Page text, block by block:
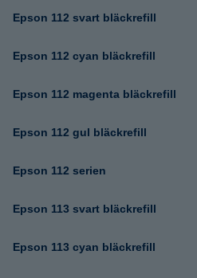
Epson 112 svart bläckrefill
Epson 112 cyan bläckrefill
Epson 112 magenta bläckrefill
Epson 112 gul bläckrefill
Epson 112 serien
Epson 113 svart bläckrefill
Epson 113 cyan bläckrefill